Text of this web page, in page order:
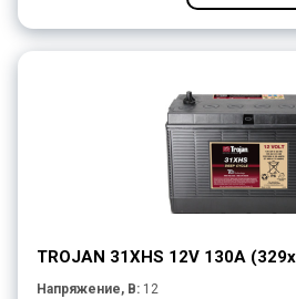
TROJAN 31XHS 12V 130A
Напряжение, В: 12